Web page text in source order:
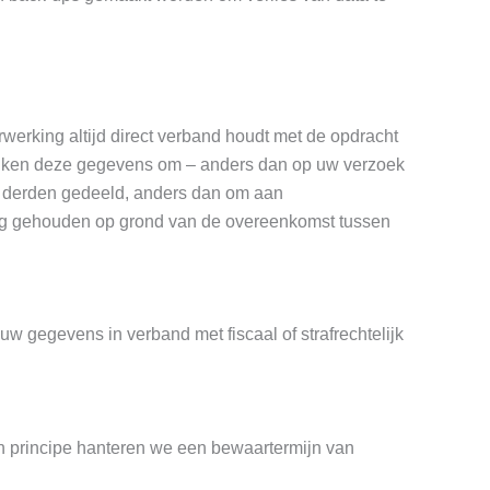
altijd direct verband houdt met de opdracht
deze gegevens om – anders dan op uw verzoek
gedeeld, anders dan om aan
op grond van de overeenkomst tussen
gegevens in verband met fiscaal of strafrechtelijk
hanteren we een bewaartermijn van